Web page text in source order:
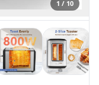
1 / 10